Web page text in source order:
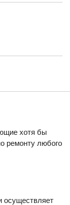
хотя бы
ремонту любого
осуществляет